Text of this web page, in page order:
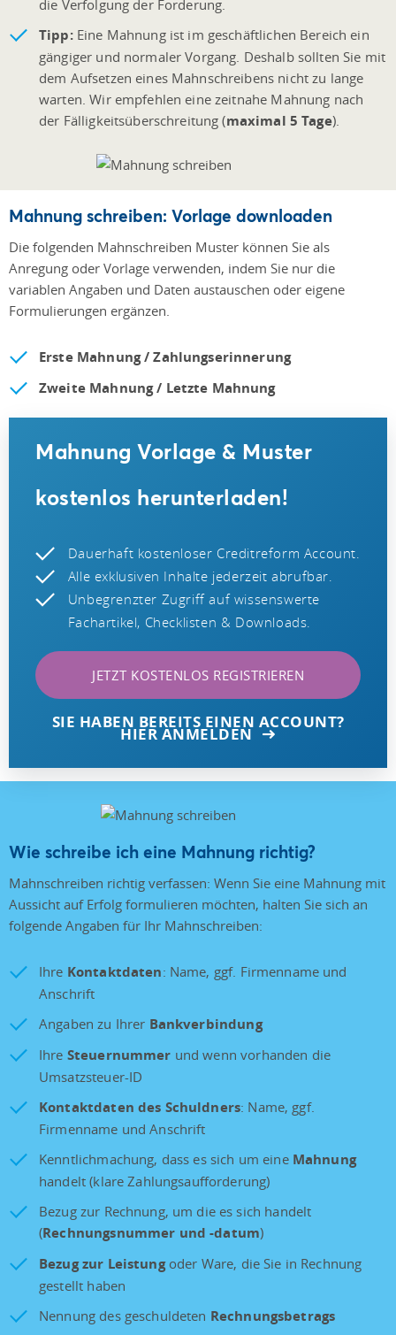
die Verfolgung der Forderung.
Tipp:Eine Mahnung ist im geschäftlichen Bereich ein
gängiger und normaler Vorgang. Deshalb sollten Sie mit
dem Aufsetzen eines Mahnschreibens nicht zu lange
warten. Wir empfehlen eine zeitnahe Mahnung nach
der Fälligkeitsüberschreitung (maximal 5 Tage).
Mahnung schreiben: Vorlage downloaden
Die folgenden Mahnschreiben Muster können Sie als
Anregung oder Vorlage verwenden, indem Sie nur die
variablen Angaben und Daten austauschen oder eigene
Formulierungen ergänzen.
Erste Mahnung / Zahlungserinnerung
Zweite Mahnung / Letzte Mahnung
Mahnung Vorlage & Muster
kostenlos herunterladen!
Dauerhaft kostenloser Creditreform Account.
Alle exklusiven Inhalte jederzeit abrufbar.
Unbegrenzter Zugriff auf wissenswerte
Fachartikel, Checklisten & Downloads.
JETZT KOSTENLOS REGISTRIEREN
SIE HABEN BEREITS EINEN ACCOUNT?
HIER ANMELDEN
Wie schreibe ich eine Mahnung richtig?
Mahnschreiben richtig verfassen: Wenn Sie eine Mahnung mit
Aussicht auf Erfolg formulieren möchten, halten Sie sich an
folgende Angaben für Ihr Mahnschreiben:
Ihre Kontaktdaten: Name, ggf. Firmenname und
Anschrift
Angaben zu Ihrer Bankverbindung
Ihre Steuernummer und wenn vorhanden die
Umsatzsteuer-ID
Kontaktdaten des Schuldners: Name, ggf.
Firmenname und Anschrift
Kenntlichmachung, dass es sich um eine Mahnung
handelt (klare Zahlungsaufforderung)
Bezug zur Rechnung, um die es sich handelt
(Rechnungsnummer und -datum)
Bezug zur Leistungoder Ware, die Sie in Rechnung
gestellt haben
Nennung des geschuldeten Rechnungsbetrags